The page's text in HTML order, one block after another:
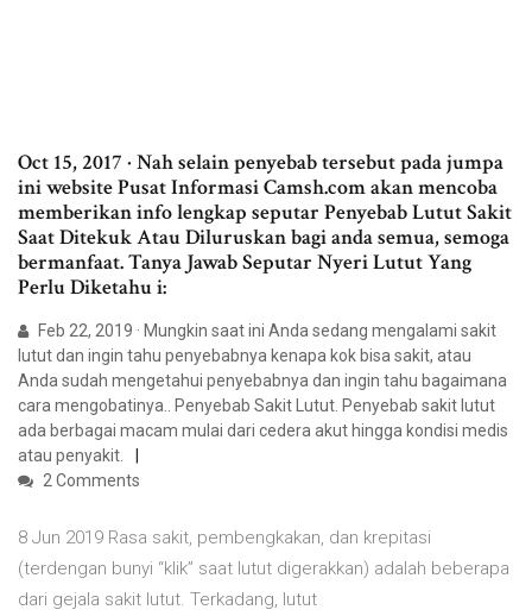
Oct 15, 2017 · Nah selain penyebab tersebut pada jumpa
ini website Pusat Informasi Camsh.com akan mencoba
memberikan info lengkap seputar Penyebab Lutut Sakit
Saat Ditekuk Atau Diluruskan bagi anda semua, semoga
bermanfaat. Tanya Jawab Seputar Nyeri Lutut Yang
Perlu Diketahu i:
Feb 22, 2019 · Mungkin saat ini Anda sedang mengalami sakit
lutut dan ingin tahu penyebabnya kenapa kok bisa sakit, atau
Anda sudah mengetahui penyebabnya dan ingin tahu bagaimana
cara mengobatinya.. Penyebab Sakit Lutut. Penyebab sakit lutut
ada berbagai macam mulai dari cedera akut hingga kondisi medis
atau penyakit.
2 Comments
8 Jun 2019 Rasa sakit, pembengkakan, dan krepitasi
(terdengan bunyi “klik” saat lutut digerakkan) adalah beberapa
dari gejala sakit lutut. Terkadang, lutut